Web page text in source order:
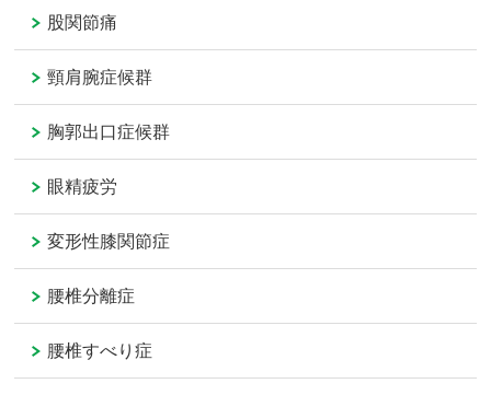
股関節痛
頸肩腕症候群
胸郭出口症候群
眼精疲労
変形性膝関節症
腰椎分離症
腰椎すべり症